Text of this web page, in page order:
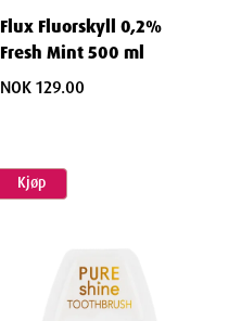
Flux Fluorskyll 0,2%
Fresh Mint 500 ml
NOK 129.00
Kjøp